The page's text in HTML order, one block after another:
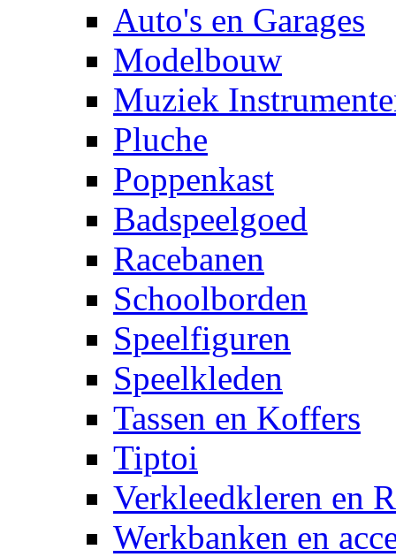
Auto's en Garages
Modelbouw
Muziek
Pluche
Poppenkast
Badspeelgoed
Racebanen
Schoolborden
Speelfiguren
Speelkleden
Tassen en Koffers
Tiptoi
Verkleedkleren en
Werkbanken en